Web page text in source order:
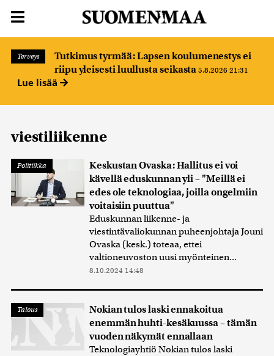
Terveys
Tutkimus tyrmää: Lapsen koulumenestys ei
riipu yleisesti luullusta seikasta 5.8.2026 21:31
Lue lisää
viestiliikenne
Politiikka
Keskustan Ovaska: Hallitus ei voi
kävellä eduskunnan yli – "Meillä ei
edes ole teknologiaa, joilla ongelmiin
voitaisiin puuttua"
Eduskunnan liikenne- ja
viestintävaliokunnan puheenjohtaja Jouni
Ovaska (kesk.) toteaa, ettei
valtioneuvoston uusi myönteinen...
8.10.2024 14:48
Talous
Nokian tulos laski ennakoitua
enemmän huhti-kesäkuussa – tämän
vuoden näkymät ennallaan
Teknologiayhtiö Nokian tulos laski